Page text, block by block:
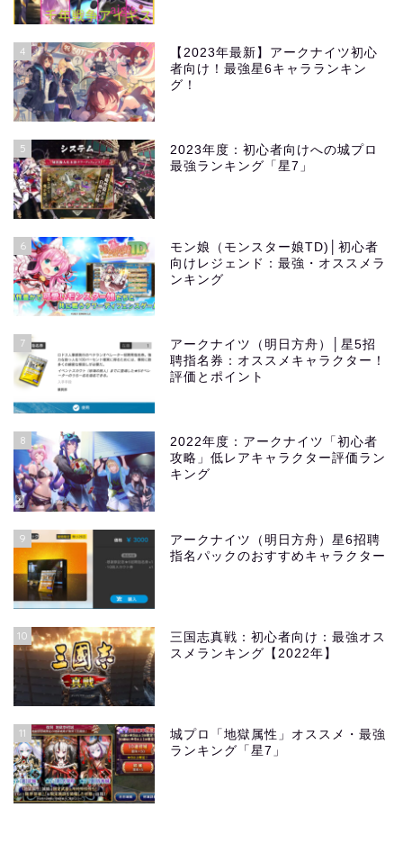
4
【2023年最新】アークナイツ初心
者向け！最強星6キャラランキン
グ！
5
2023年度：初心者向けへの城プロ
最強ランキング「星7」
6
モン娘（モンスター娘TD)│初心者
向けレジェンド：最強・オススメラ
ンキング
7
アークナイツ（明日方舟）│星5招
聘指名券：オススメキャラクター！
評価とポイント
8
2022年度：アークナイツ「初心者
攻略」低レアキャラクター評価ラン
キング
9
アークナイツ（明日方舟）星6招聘
指名パックのおすすめキャラクター
10
三国志真戦：初心者向け：最強オス
スメランキング【2022年】
11
城プロ「地獄属性」オススメ・最強
ランキング「星7」